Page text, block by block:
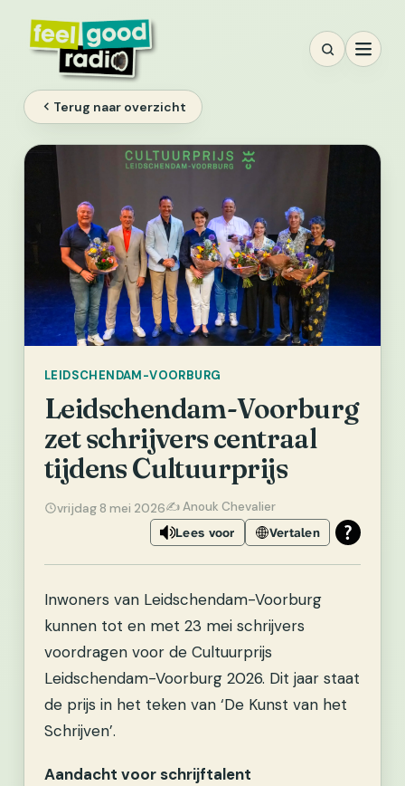
inhoud
Terug naar overzicht
LEIDSCHENDAM-VOORBURG
Leidschendam-Voorburg
zet schrijvers centraal
tijdens Cultuurprijs
vrijdag 8 mei 2026✍️ Anouk Chevalier
Lees voor Vertalen
Inwoners van Leidschendam-Voorburg
kunnen tot en met 23 mei schrijvers
voordragen voor de Cultuurprijs
Leidschendam-Voorburg 2026. Dit jaar staat
de prijs in het teken van ‘De Kunst van het
Schrijven’.
Aandacht voor schrijftalent